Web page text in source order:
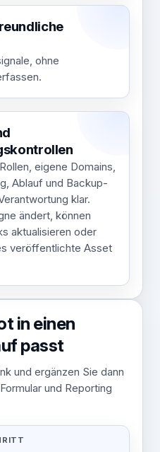
ohne
eigene Domains,
Ablauf und Backup-
klar.
ändert, können
aktualisieren oder
veröffentlichte Asset
in einen
passt
und ergänzen Sie dann
und Reporting